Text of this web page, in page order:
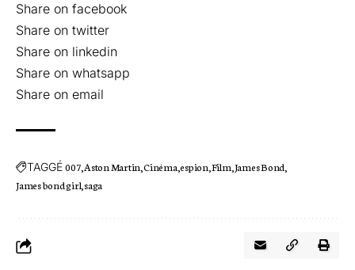
Share on facebook
Share on twitter
Share on linkedin
Share on whatsapp
Share on email
TAGGÉ007 Aston Martin Cinéma espion Film James Bond
James bond girl saga